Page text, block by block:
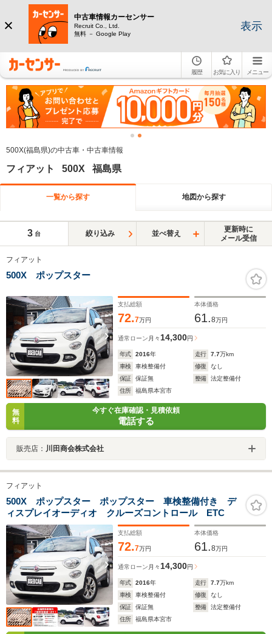
中古車情報カーセンサー
Recruit Co., Ltd.
無料 － Google Play
表示
履歴 お気に入り メニュー
500X(福島県)の中古車・中古車情報
フィアット 500X 福島県
一覧から探す 地図から探す
3 台 絞り込み 並べ替え
更新時に
メール受信
フィアット
500X ポップスター
支払総額
72.7万円
本体価格
61.8万円
通常ローン 月々14,300円
年式 2016年 走行 7.7万km
車検
車検整備付 修復
なし
保証
保証無 整備
法定整備付
住所
福島県本宮市
無
料
今すぐ在庫確認・見積依頼
電話する
販売店： 川田商会株式会社
フィアット
500X ポップスター ポップスター 車検整備付き デ
ィスプレイオーディオ クルーズコントロール ETC
支払総額
72.7万円
本体価格
61.8万円
通常ローン 月々14,300円
年式 2016年 走行 7.7万km
車検
車検整備付 修復
なし
保証
保証無 整備
法定整備付
住所
福島県本宮市